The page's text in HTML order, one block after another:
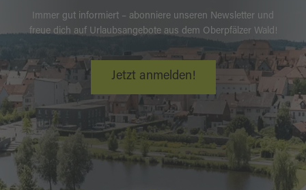
Immer gut informiert – abonniere unseren Newsletter und
freue dich auf Urlaubsangebote aus dem Oberpfälzer Wald!
Jetzt anmelden!